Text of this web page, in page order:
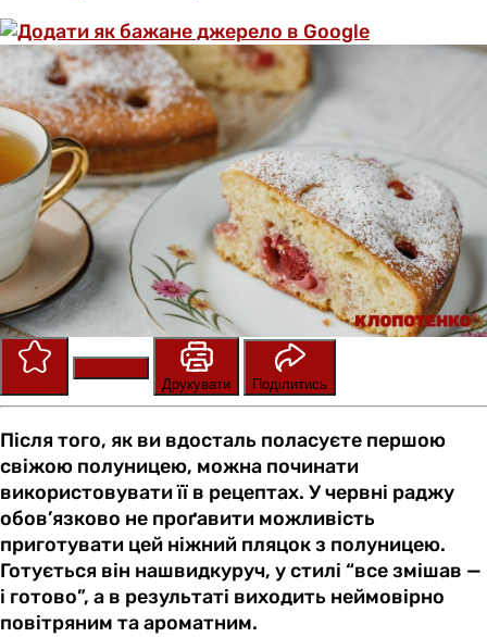
Друкувати
Поділитись
Після того, як ви вдосталь поласуєте першою
свіжою полуницею, можна починати
використовувати її в рецептах. У червні раджу
обов’язково не проґавити можливість
приготувати цей ніжний пляцок з полуницею.
Готується він нашвидкуруч, у стилі “все змішав —
і готово”, а в результаті виходить неймовірно
повітряним та ароматним.